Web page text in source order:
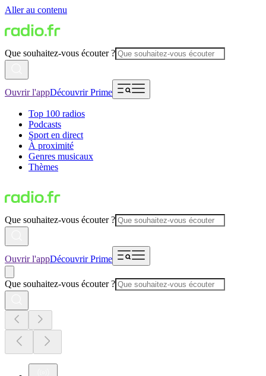
Aller au contenu
Que souhaitez-vous écouter ?
Ouvrir l'appDécouvrir Prime
Top 100 radios
Podcasts
Sport en direct
À proximité
Genres musicaux
Thèmes
Que souhaitez-vous écouter ?
Ouvrir l'appDécouvrir Prime
Que souhaitez-vous écouter ?